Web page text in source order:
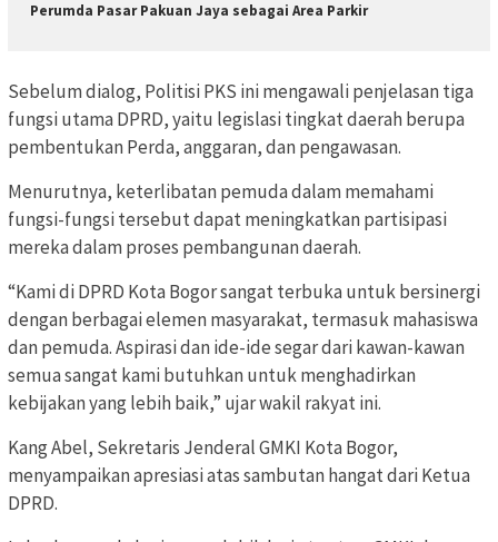
Perumda Pasar Pakuan Jaya sebagai Area Parkir
Sebelum dialog, Politisi PKS ini mengawali penjelasan tiga
fungsi utama DPRD, yaitu legislasi tingkat daerah berupa
pembentukan Perda, anggaran, dan pengawasan.
Menurutnya, keterlibatan pemuda dalam memahami
fungsi-fungsi tersebut dapat meningkatkan partisipasi
mereka dalam proses pembangunan daerah.
“Kami di DPRD Kota Bogor sangat terbuka untuk bersinergi
dengan berbagai elemen masyarakat, termasuk mahasiswa
dan pemuda. Aspirasi dan ide-ide segar dari kawan-kawan
semua sangat kami butuhkan untuk menghadirkan
kebijakan yang lebih baik,” ujar wakil rakyat ini.
Kang Abel, Sekretaris Jenderal GMKI Kota Bogor,
menyampaikan apresiasi atas sambutan hangat dari Ketua
DPRD.